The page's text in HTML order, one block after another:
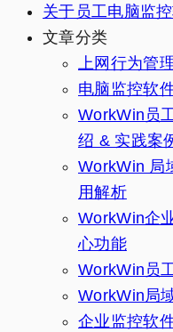
关于员工电脑监
文章分类
上网行为管
电脑监控软
WorkWin员
绍 & 实践案
WorkWin 局
用解析
WorkWin企
心功能
WorkWin员
WorkWin局
企业监控软